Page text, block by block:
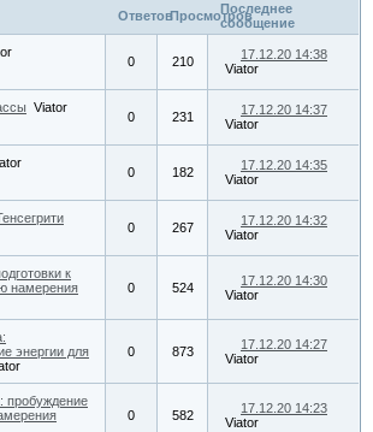
ОтветовПросмотровПоследнее
сообщение
0 210
17.12.20 14:38
Viator
Viator
0 231
17.12.20 14:37
Viator
0 182
17.12.20 14:35
Viator
0 267
17.12.20 14:32
Viator
к
намерения
0 524
17.12.20 14:30
Viator
энергии для
0 873
17.12.20 14:27
Viator
пробуждение
0 582
17.12.20 14:23
Viator